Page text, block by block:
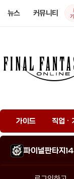
뉴스 커뮤니티
가이드 직업 ·
파이널판타지